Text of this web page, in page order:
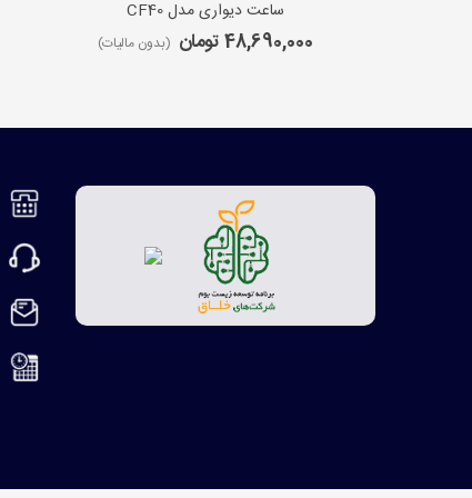
ساعت دیواری مدل CF40
48,690,000 تومان (بدون مالیات)